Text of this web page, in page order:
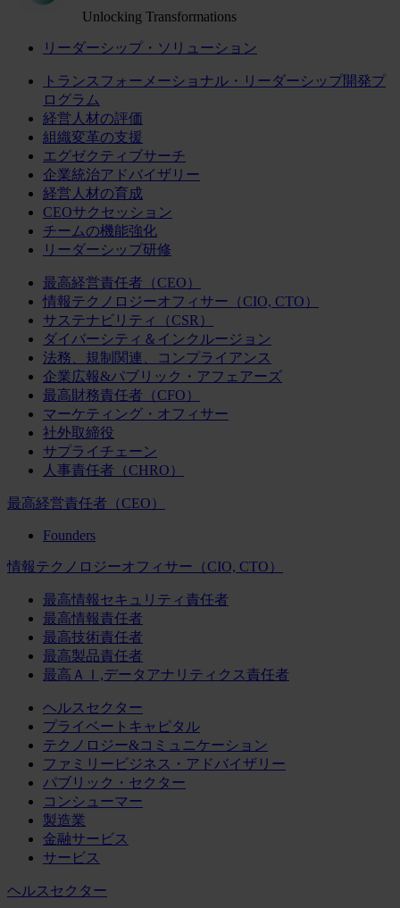
Unlocking Transformations
リーダーシップ・ソリューション
トランスフォーメーショナル・リーダーシップ開発プ
ログラム
経営人材の評価
組織変革の支援
エグゼクティブサーチ
企業統治アドバイザリー
経営人材の育成
CEOサクセッション
チームの機能強化
リーダーシップ研修
最高経営責任者（CEO）
情報テクノロジーオフィサー（CIO, CTO）
サステナビリティ（CSR）
ダイバーシティ＆インクルージョン
法務、規制関連、コンプライアンス
企業広報&パブリック・アフェアーズ
最高財務責任者（CFO）
マーケティング・オフィサー
社外取締役
サプライチェーン
人事責任者（CHRO）
最高経営責任者（CEO）
Founders
情報テクノロジーオフィサー（CIO, CTO）
最高情報セキュリティ責任者
最高情報責任者
最高技術責任者
最高製品責任者
最高ＡＩ,データアナリティクス責任者
ヘルスセクター
プライベートキャピタル
テクノロジー&コミュニケーション
ファミリービジネス・アドバイザリー
パブリック・セクター
コンシューマー
製造業
金融サービス
サービス
ヘルスセクター